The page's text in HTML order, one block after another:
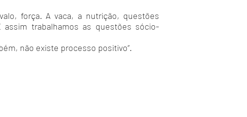
força. A vaca, a nutrição, questões
trabalhamos as questões sócio-
não existe processo positivo”.